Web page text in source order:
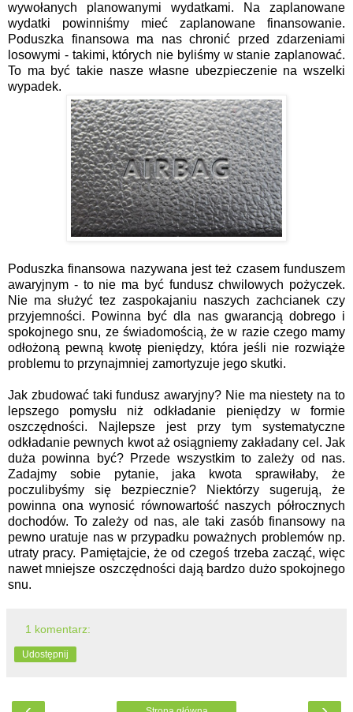
wywołanych planowanymi wydatkami. Na zaplanowane
wydatki powinniśmy mieć zaplanowane finansowanie.
Poduszka finansowa ma nas chronić przed zdarzeniami
losowymi - takimi, których nie byliśmy w stanie zaplanować.
To ma być takie nasze własne ubezpieczenie na wszelki
wypadek.
Poduszka finansowa nazywana jest też czasem funduszem
awaryjnym - to nie ma być fundusz chwilowych pożyczek.
Nie ma służyć tez zaspokajaniu naszych zachcianek czy
przyjemności. Powinna być dla nas gwarancją dobrego i
spokojnego snu, ze świadomością, że w razie czego mamy
odłożoną pewną kwotę pieniędzy, która jeśli nie rozwiąże
problemu to przynajmniej zamortyzuje jego skutki.
Jak zbudować taki fundusz awaryjny? Nie ma niestety na to
lepszego pomysłu niż odkładanie pieniędzy w formie
oszczędności. Najlepsze jest przy tym systematyczne
odkładanie pewnych kwot aż osiągniemy zakładany cel. Jak
duża powinna być? Przede wszystkim to zależy od nas.
Zadajmy sobie pytanie, jaka kwota sprawiłaby, że
poczulibyśmy się bezpiecznie? Niektórzy sugerują, że
powinna ona wynosić równowartość naszych półrocznych
dochodów. To zależy od nas, ale taki zasób finansowy na
pewno uratuje nas w przypadku poważnych problemów np.
utraty pracy. Pamiętajcie, że od czegoś trzeba zacząć, więc
nawet mniejsze oszczędności dają bardzo dużo spokojnego
snu.
1 komentarz:
Udostępnij